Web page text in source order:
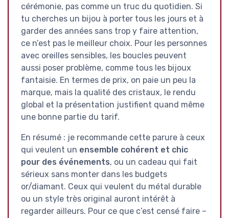
cérémonie, pas comme un truc du quotidien. Si
tu cherches un bijou à porter tous les jours et à
garder des années sans trop y faire attention,
ce n’est pas le meilleur choix. Pour les personnes
avec oreilles sensibles, les boucles peuvent
aussi poser problème, comme tous les bijoux
fantaisie. En termes de prix, on paie un peu la
marque, mais la qualité des cristaux, le rendu
global et la présentation justifient quand même
une bonne partie du tarif.
En résumé : je recommande cette parure à ceux
qui veulent un ensemble cohérent et chic
pour des événements, ou un cadeau qui fait
sérieux sans monter dans les budgets
or/diamant. Ceux qui veulent du métal durable
ou un style très original auront intérêt à
regarder ailleurs. Pour ce que c’est censé faire –